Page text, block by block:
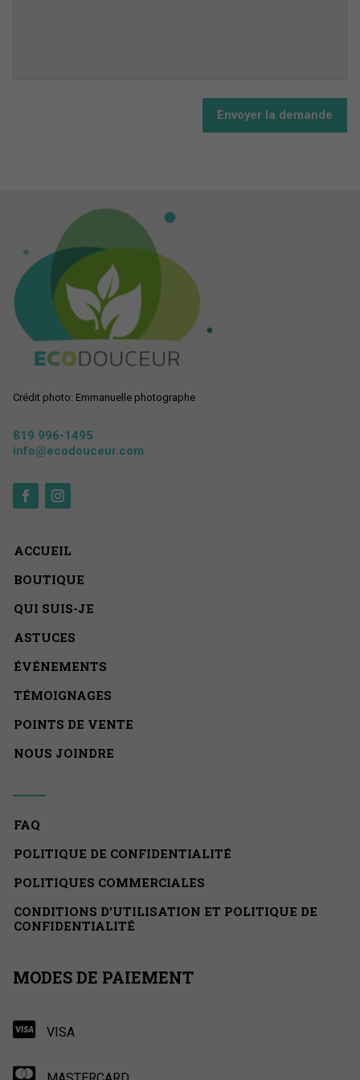
Envoyer la demande
Crédit photo: Emmanuelle photographe
819 996-1495
info@ecodouceur.com
ACCUEIL
BOUTIQUE
QUI SUIS-JE
ASTUCES
ÉVÉNEMENTS
TÉMOIGNAGES
POINTS DE VENTE
NOUS JOINDRE
FAQ
POLITIQUE DE CONFIDENTIALITÉ
POLITIQUES COMMERCIALES
CONDITIONS D’UTILISATION ET POLITIQUE DE
CONFIDENTIALITÉ
MODES DE PAIEMENT
VISA